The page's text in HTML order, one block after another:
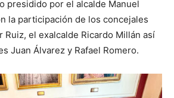
presidido por el alcalde Manuel
la participación de los concejales
Ruiz, el exalcalde Ricardo Millán así
Juan Álvarez y Rafael Romero.